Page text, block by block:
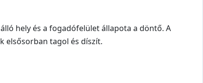
hely és a fogadófelület állapota a döntő. A
elsősorban tagol és díszít.